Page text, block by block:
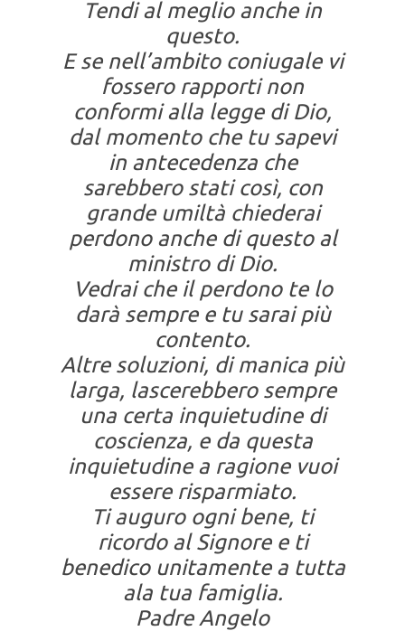
Tendi al meglio anche in
questo.
E se nell’ambito coniugale vi
fossero rapporti non
conformi alla legge di Dio,
dal momento che tu sapevi
in antecedenza che
sarebbero stati così, con
grande umiltà chiederai
perdono anche di questo al
ministro di Dio.
Vedrai che il perdono te lo
darà sempre e tu sarai più
contento.
Altre soluzioni, di manica più
larga, lascerebbero sempre
una certa inquietudine di
coscienza, e da questa
inquietudine a ragione vuoi
essere risparmiato.
Ti auguro ogni bene, ti
ricordo al Signore e ti
benedico unitamente a tutta
ala tua famiglia.
Padre Angelo